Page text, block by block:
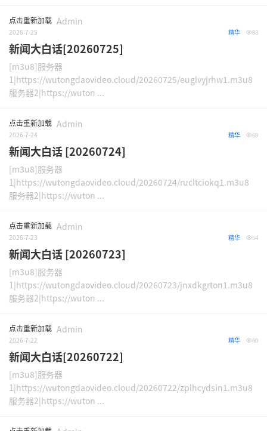
点击重新加载 Admin
2026-7-25 83
精华
新闻大白话[20260725]
[m3u8]服务器
1|https://wutongdaovideo.cloud/20260725/euglvyjrhw1.m3u8
服务器2|https://wuton ...
点击重新加载 Admin
2026-7-24 69
精华
新闻大白话 [20260724]
[m3u8]服务器
1|https://wutongdaovideo.cloud/20260724/rucltciokq1.m3u8
服务器2|https://wuton ...
点击重新加载 Admin
2026-7-23 54
精华
新闻大白话 [20260723]
[m3u8]服务器
1|https://wutongdaovideo.cloud/20260723/jnxdkgrton1.m3u8
服务器2|https://wuton ...
点击重新加载 Admin
2026-7-22 60
精华
新闻大白话[20260722]
[m3u8]服务器
1|https://wutongdaovideo.cloud/20260722/zplhcydsin1.m3u8
服务器2|https://wuton ...